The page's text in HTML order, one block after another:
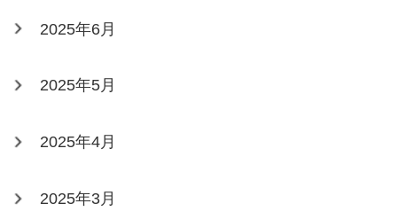
2025年6月
2025年5月
2025年4月
2025年3月